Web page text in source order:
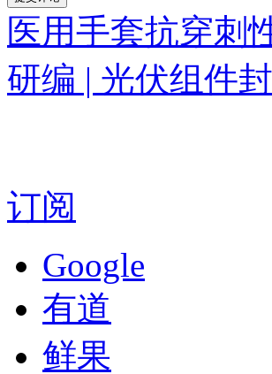
医用手套抗穿刺
研编 | 光伏组件
订阅
Google
有道
鲜果